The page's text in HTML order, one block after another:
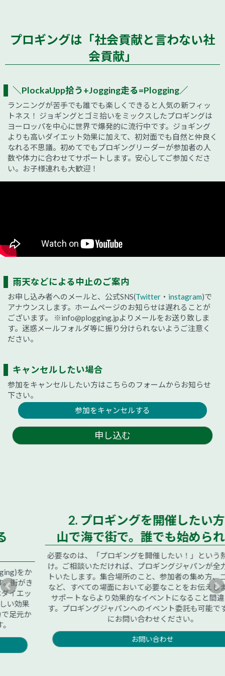
プロギングは「社会貢献と言わない社
会貢献」
＼PlockaUpp拾う+Jogging走る=Plogging／
ランニングが苦手でも誰でも楽しくできると人気の新フィッ
トネス！ ジョギングとゴミ拾いをミックスしたプロギングは
ヨーロッパを中心に世界で爆発的に流行中です。ジョギング
よりも高いダイエット効果に加えて、初対面でも自然と仲良く
なれる不思議。初めてでもプロギングリーダーが参加者の人
数や体力に合わせてサポートします。安心してご参加くださ
い。お子様連れも大歓迎！
雨天などによる中止のご案内
お申し込み者へのメールと、公式SNS(Twitter ・ instagram)で
アナウンスします。ホームページのお知らせは遅れることが
ございます。
※info@plogging.jpよりメールをお送り致しま
す。迷惑メールフォルダ等に振り分けられないようご注意く
ださい。
キャンセルしたい場合
参加をキャンセルしたい方はこちらのフォームからお知らせ
下さい。
参加をキャンセルする
申し込む
2. プロギングを開催したい方へ
山で海で街で。誰でも始められます
必要なのは、「プロギングを開催したい！」という熱い想いだ
け。ご相談いただければ、プロギングジャパンが全力でサポー
トいたします。集合場所のこと、参加者の集め方、ゴミの処理
など、すべての場面において必要なことをお伝えします。公式
サポートならより効果的なイベントになること間違いなしで
す。プロギングジャパンへのイベント委託も可能です。お気軽
にお問い合わせください。
お問い合わせ